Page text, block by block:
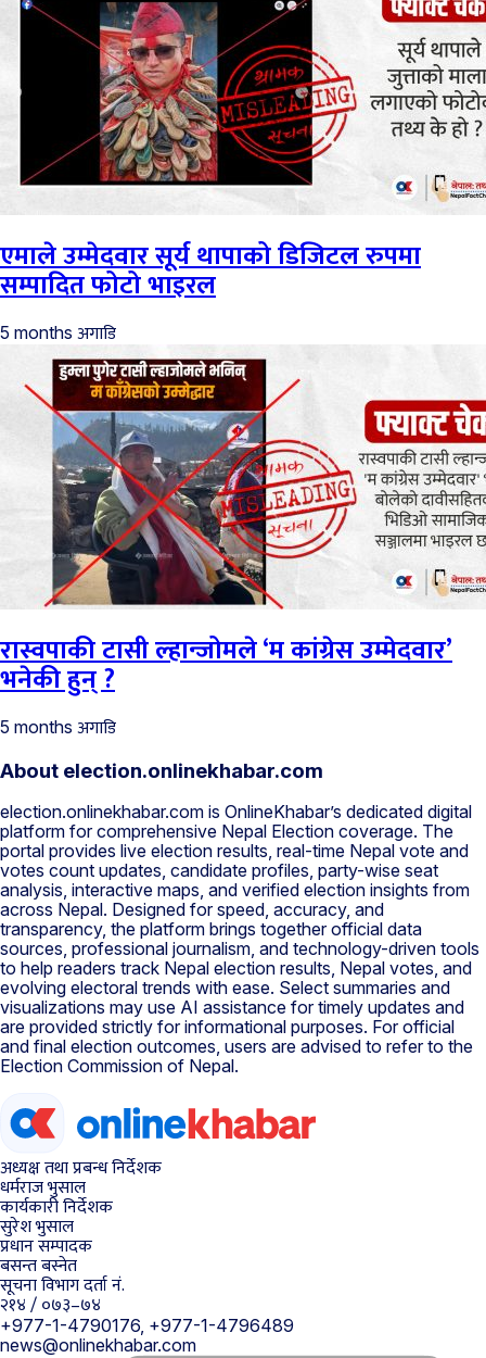
एमाले उम्मेदवार सूर्य थापाको डिजिटल रुपमा
सम्पादित फोटो भाइरल
5 months अगाडि
रास्वपाकी टासी ल्हान्जोमले ‘म कांग्रेस उम्मेदवार’
भनेकी हुन् ?
5 months अगाडि
About election.onlinekhabar.com
election.onlinekhabar.com is OnlineKhabar’s dedicated digital
platform for comprehensive Nepal Election coverage. The
portal provides live election results, real-time Nepal vote and
votes count updates, candidate profiles, party-wise seat
analysis, interactive maps, and verified election insights from
across Nepal. Designed for speed, accuracy, and
transparency, the platform brings together official data
sources, professional journalism, and technology-driven tools
to help readers track Nepal election results, Nepal votes, and
evolving electoral trends with ease. Select summaries and
visualizations may use AI assistance for timely updates and
are provided strictly for informational purposes. For official
and final election outcomes, users are advised to refer to the
Election Commission of Nepal.
अध्यक्ष तथा प्रबन्ध निर्देशक
धर्मराज भुसाल
कार्यकारी निर्देशक
सुरेश भुसाल
प्रधान सम्पादक
बसन्त बस्नेत
सूचना विभाग दर्ता नं.
२१४ / ०७३–७४
+977-1-4790176, +977-1-4796489
news@onlinekhabar.com